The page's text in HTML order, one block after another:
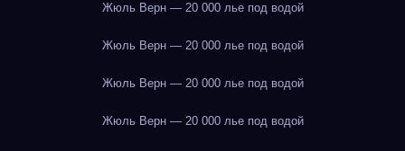
Жюль Верн — 20 000 лье под водой
Жюль Верн — 20 000 лье под водой
Жюль Верн — 20 000 лье под водой
Жюль Верн — 20 000 лье под водой